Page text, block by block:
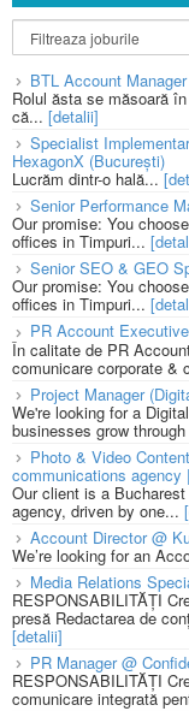
BTL Account
Rolul ăsta se măsoară
că... [detalii]
Specialist
HexagonX (București)
Lucrăm dintr-o hală...
Senior Performance
Our promise: You
offices in Timpuri...
Senior SEO & GEO
Our promise: You
offices in Timpuri...
PR Account
În calitate de PR
comunicare corporate &
Project Manager
We're looking for a
businesses grow
Photo & Video
communications
Our client is a
agency, driven by one...
Account Director @
We’re looking for an
Media Relations
RESPONSABILITĂȚI
presă Redactarea de
[detalii]
PR Manager @
RESPONSABILITĂȚI
comunicare integrată